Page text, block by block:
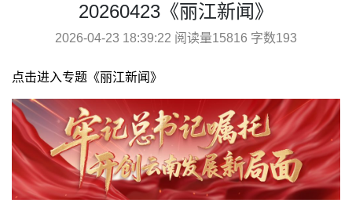
20260423《丽江新闻》
2026-04-23 18:39:22 阅读量15816 字数193
点击进入专题《丽江新闻》